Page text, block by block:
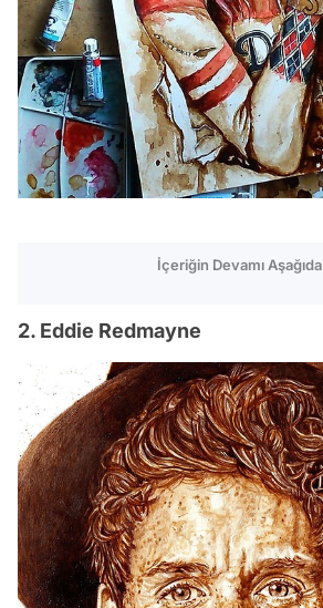
İçeriğin Devamı Aşağıda
2. Eddie Redmayne